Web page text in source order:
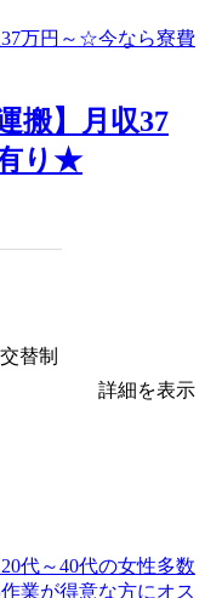
搬】月収37
り★
替制
詳細を表示